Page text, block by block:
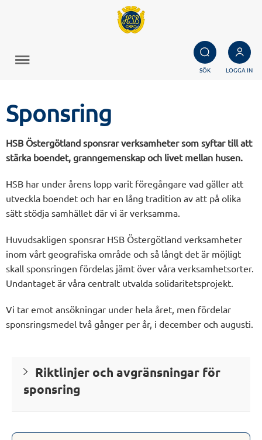
SÖK LOGGA IN
Sponsring
HSB Östergötland sponsrar verksamheter som syftar till att
stärka boendet, granngemenskap och livet mellan husen.
HSB har under årens lopp varit föregångare vad gäller att
utveckla boendet och har en lång tradition av att på olika
sätt stödja samhället där vi är verksamma.
Huvudsakligen sponsrar HSB Östergötland verksamheter
inom vårt geografiska område och så långt det är möjligt
skall sponsringen fördelas jämt över våra verksamhetsorter.
Undantaget är våra centralt utvalda solidaritetsprojekt.
Vi tar emot ansökningar under hela året, men fördelar
sponsringsmedel två gånger per år, i december och augusti.
Riktlinjer och avgränsningar för
sponsring